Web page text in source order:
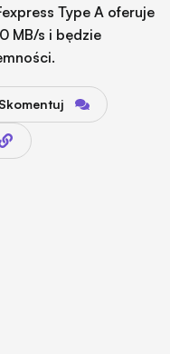
Type A oferuje
MB/s i będzie
Skomentuj